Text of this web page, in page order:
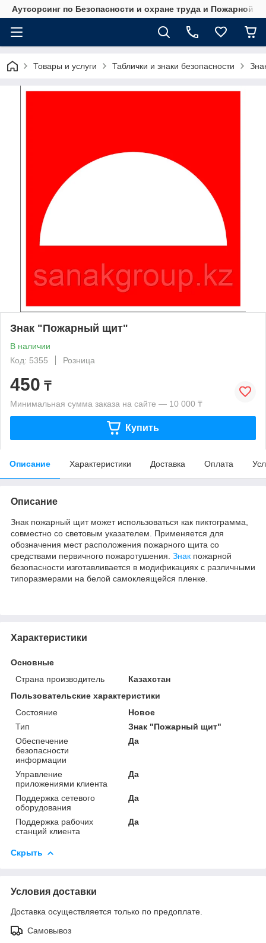
Аутсорсинг по Безопасности и охране труда и Пожарной
Товары и услуги Таблички и знаки безопасности
Знак "Пожарный щит"
В наличии
Код: 5355
Розница
450 ₸
Минимальная сумма заказа на сайте — 10 000 ₸
Купить
Описание Характеристики Доставка Оплата
Описание
Знак пожарный щит может использоваться как пиктограмма,
совместно со световым указателем. Применяется для
обозначения мест расположения пожарного щита со
средствами первичного пожаротушения. Знак пожарной
безопасности изготавливается в модификациях с различными
типоразмерами на белой самоклеящейся пленке.
Характеристики
Основные
Страна производитель
Казахстан
Пользовательские характеристики
Состояние
Новое
Тип
Знак "Пожарный щит"
Обеспечение
безопасности
информации
Да
Управление
приложениями клиента
Да
Поддержка сетевого
оборудования
Да
Поддержка рабочих
станций клиента
Да
Скрыть
Условия доставки
Доставка осуществляется только по предоплате.
Самовывоз